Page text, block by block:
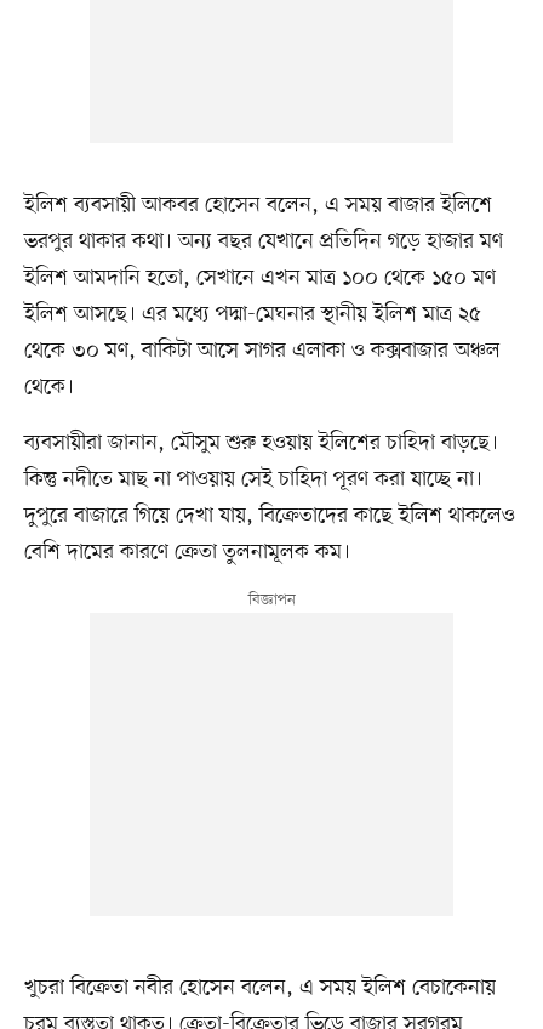
ইলিশ ব্যবসায়ী আকবর হোসেন বলেন, এ সময় বাজার ইলিশে
ভরপুর থাকার কথা। অন্য বছর যেখানে প্রতিদিন গড়ে হাজার মণ
ইলিশ আমদানি হতো, সেখানে এখন মাত্র ১০০ থেকে ১৫০ মণ
ইলিশ আসছে। এর মধ্যে পদ্মা-মেঘনার স্থানীয় ইলিশ মাত্র ২৫
থেকে ৩০ মণ, বাকিটা আসে সাগর এলাকা ও কক্সবাজার অঞ্চল
থেকে।
ব্যবসায়ীরা জানান, মৌসুম শুরু হওয়ায় ইলিশের চাহিদা বাড়ছে।
কিন্তু নদীতে মাছ না পাওয়ায় সেই চাহিদা পূরণ করা যাচ্ছে না।
দুপুরে বাজারে গিয়ে দেখা যায়, বিক্রেতাদের কাছে ইলিশ থাকলেও
বেশি দামের কারণে ক্রেতা তুলনামূলক কম।
খুচরা বিক্রেতা নবীর হোসেন বলেন, এ সময় ইলিশ বেচাকেনায়